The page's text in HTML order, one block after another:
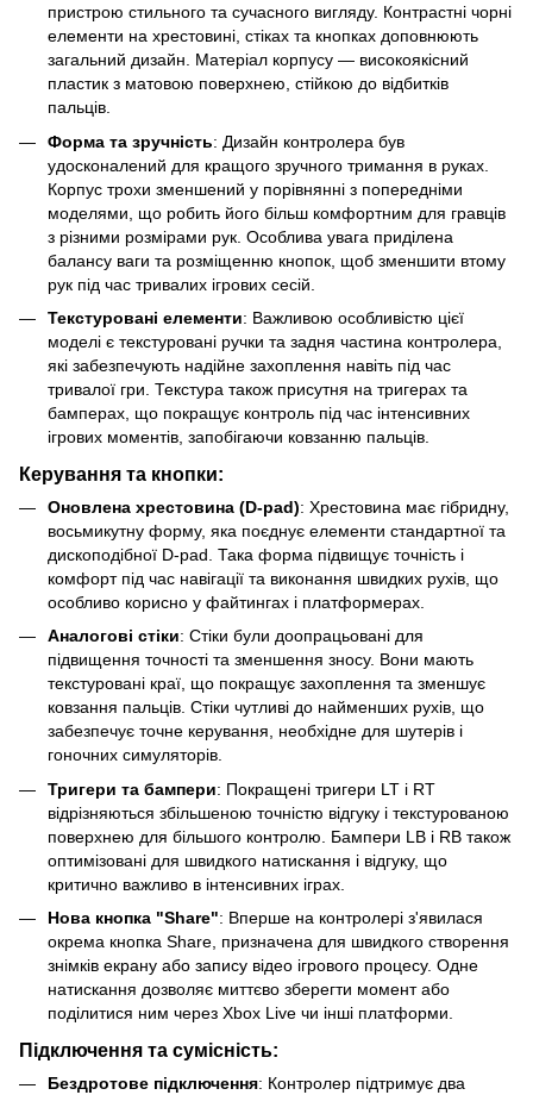
пристрою стильного та сучасного вигляду. Контрастні чорні
елементи на хрестовині, стіках та кнопках доповнюють
загальний дизайн. Матеріал корпусу — високоякісний
пластик з матовою поверхнею, стійкою до відбитків
пальців.
Форма та зручність: Дизайн контролера був
удосконалений для кращого зручного тримання в руках.
Корпус трохи зменшений у порівнянні з попередніми
моделями, що робить його більш комфортним для гравців
з різними розмірами рук. Особлива увага приділена
балансу ваги та розміщенню кнопок, щоб зменшити втому
рук під час тривалих ігрових сесій.
Текстуровані елементи: Важливою особливістю цієї
моделі є текстуровані ручки та задня частина контролера,
які забезпечують надійне захоплення навіть під час
тривалої гри. Текстура також присутня на тригерах та
бамперах, що покращує контроль під час інтенсивних
ігрових моментів, запобігаючи ковзанню пальців.
Керування та кнопки:
Оновлена хрестовина (D-pad): Хрестовина має гібридну,
восьмикутну форму, яка поєднує елементи стандартної та
дископодібної D-pad. Така форма підвищує точність і
комфорт під час навігації та виконання швидких рухів, що
особливо корисно у файтингах і платформерах.
Аналогові стіки: Стіки були доопрацьовані для
підвищення точності та зменшення зносу. Вони мають
текстуровані краї, що покращує захоплення та зменшує
ковзання пальців. Стіки чутливі до найменших рухів, що
забезпечує точне керування, необхідне для шутерів і
гоночних симуляторів.
Тригери та бампери: Покращені тригери LT і RT
відрізняються збільшеною точністю відгуку і текстурованою
поверхнею для більшого контролю. Бампери LB і RB також
оптимізовані для швидкого натискання і відгуку, що
критично важливо в інтенсивних іграх.
Нова кнопка "Share": Вперше на контролері з'явилася
окрема кнопка Share, призначена для швидкого створення
знімків екрану або запису відео ігрового процесу. Одне
натискання дозволяє миттєво зберегти момент або
поділитися ним через Xbox Live чи інші платформи.
Підключення та сумісність:
Бездротове підключення: Контролер підтримує два